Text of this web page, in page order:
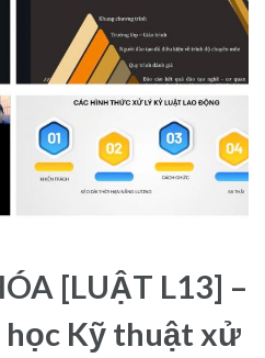
[LUẬT L13] –
học Kỹ thuật xử